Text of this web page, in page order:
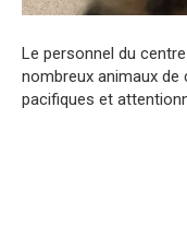
Le personnel du
nombreux animaux
pacifiques et